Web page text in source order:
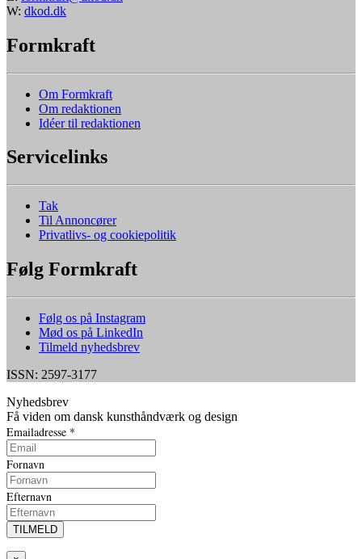
W: dkod.dk
Formkraft
Om Formkraft
Om redaktionen
Idéer til redaktionen
Servicelinks
Tak
Til Annoncører
Privatlivs- og cookiepolitik
Følg Formkraft
Følg os på Instagram
Mød os på LinkedIn
Tilmeld nyhedsbrev
ISSN: 2597-3177
Nyhedsbrev
Få viden om dansk kunsthåndværk og design
Emailadresse *
Fornavn
Efternavn